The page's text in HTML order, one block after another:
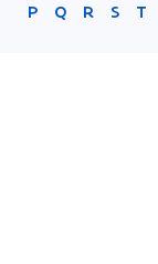
P
Q R S T